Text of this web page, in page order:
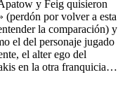
y Feig quisieron
(perdón por volver a esta
la comparación) y
el del personaje jugado
el alter ego del
en la otra franquicia…